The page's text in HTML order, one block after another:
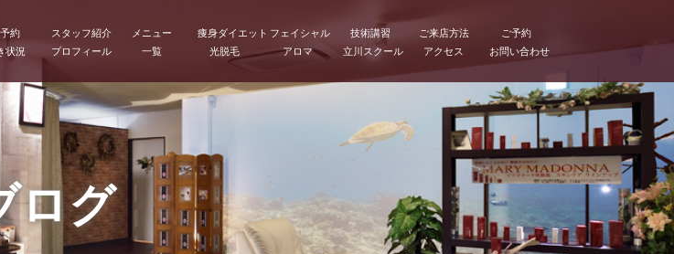
約
状況
スタッフ紹介
プロフィール
メニュー
一覧
痩身ダイエット
光脱毛
フェイシャル
アロマ
技術講習
立川スクール
ご来店方法
アクセス
ご予約
お問い合わせ
ログ